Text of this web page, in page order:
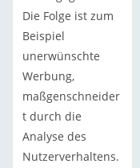
Die Folge ist zum
Beispiel
unerwünschte
Werbung,
maßgenschneider
t durch die
Analyse des
Nutzerverhaltens.